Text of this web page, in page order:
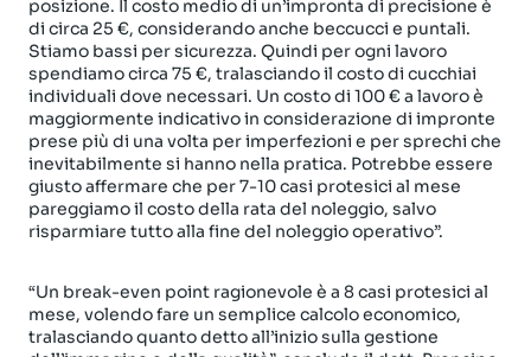
posizione. Il costo medio di un’impronta di precisione è
di circa 25 €, considerando anche beccucci e puntali.
Stiamo bassi per sicurezza. Quindi per ogni lavoro
spendiamo circa 75 €, tralasciando il costo di cucchiai
individuali dove necessari. Un costo di 100 € a lavoro è
maggiormente indicativo in considerazione di impronte
prese più di una volta per imperfezioni e per sprechi che
inevitabilmente si hanno nella pratica. Potrebbe essere
giusto affermare che per 7-10 casi protesici al mese
pareggiamo il costo della rata del noleggio, salvo
risparmiare tutto alla fine del noleggio operativo”.
“Un break-even point ragionevole è a 8 casi protesici al
mese, volendo fare un semplice calcolo economico,
tralasciando quanto detto all’inizio sulla gestione